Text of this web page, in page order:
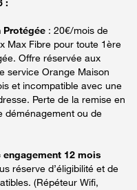
Protégée : 20€/mois de
Max Fibre pour toute 1ère
Offre réservée aux
service Orange Maison
et incompatible avec une
Perte de la remise en
déménagement ou de
12 mois
réserve d’éligibilité et de
(Répéteur Wifi,